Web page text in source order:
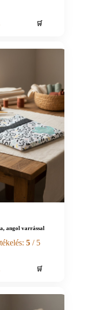
🛒
angol varrással
5 / 5
🛒